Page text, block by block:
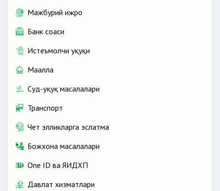
Мажбурий ижро
Банк соҳаси
Истеъмолчи ҳуқуқи
Маҳалла
Суд-ҳуқуқ масалалари
Транспорт
Чет элликларга эслатма
Божхона масалалари
One ID ва ЯИДХП
Давлат хизматлари